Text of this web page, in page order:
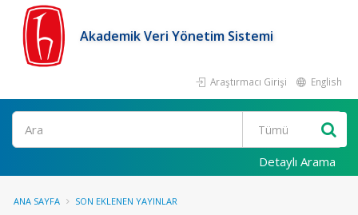
Akademik Veri Yönetim Sistemi
Araştırmacı Girişi English
Ara
Detaylı Arama
ANA SAYFA SON EKLENEN YAYINLAR